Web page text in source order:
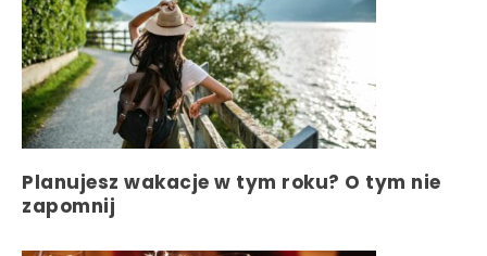
Planujesz wakacje w tym roku? O tym nie
zapomnij